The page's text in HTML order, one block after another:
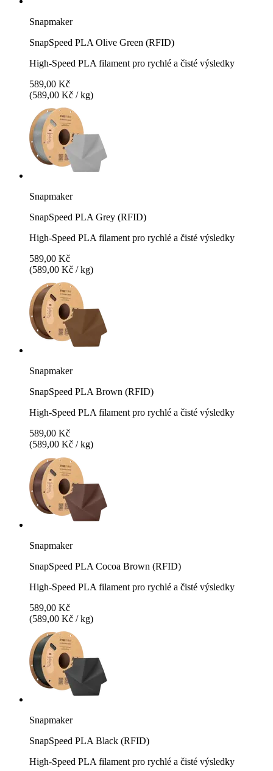
Snapmaker
SnapSpeed PLA Olive Green (RFID)
High-Speed PLA filament pro rychlé a čisté výsledky
589,00 Kč
(589,00 Kč / kg)
Snapmaker
SnapSpeed PLA Grey (RFID)
High-Speed PLA filament pro rychlé a čisté výsledky
589,00 Kč
(589,00 Kč / kg)
Snapmaker
SnapSpeed PLA Brown (RFID)
High-Speed PLA filament pro rychlé a čisté výsledky
589,00 Kč
(589,00 Kč / kg)
Snapmaker
SnapSpeed PLA Cocoa Brown (RFID)
High-Speed PLA filament pro rychlé a čisté výsledky
589,00 Kč
(589,00 Kč / kg)
Snapmaker
SnapSpeed PLA Black (RFID)
High-Speed PLA filament pro rychlé a čisté výsledky